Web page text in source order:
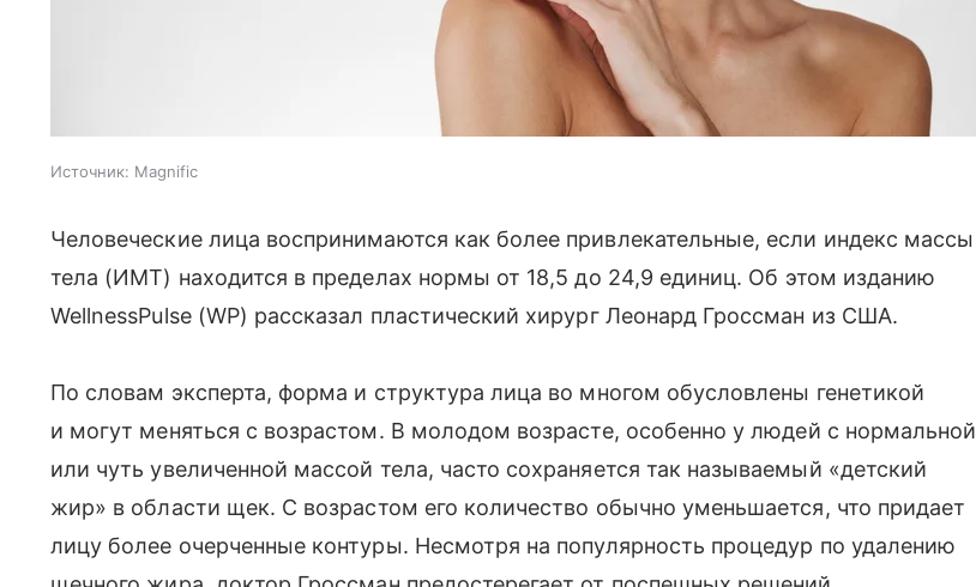
Источник: Magnific
Человеческие лица воспринимаются как более привлекательные, если индекс массы
тела (ИМТ) находится в пределах нормы от 18,5 до 24,9 единиц. Об этом изданию
WellnessPulse (WP) рассказал пластический хирург Леонард Гроссман из США.
По словам эксперта, форма и структура лица во многом обусловлены генетикой
и могут меняться с возрастом. В молодом возрасте, особенно у людей с нормальной
или чуть увеличенной массой тела, часто сохраняется так называемый «детский
жир» в области щек. С возрастом его количество обычно уменьшается, что придает
лицу более очерченные контуры. Несмотря на популярность процедур по удалению